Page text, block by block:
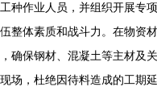
种作业人员，并组织开展专
整体素质和战斗力。在物资
确保钢材、混凝土等主材及
场，杜绝因待料造成的工期